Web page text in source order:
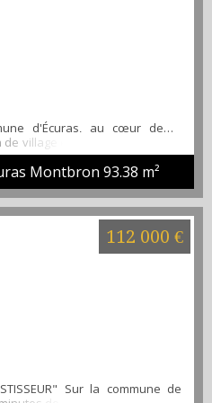
d'Écuras, au cœur de la
village en pierre offrant deux
spacieuses et salle de
vient compléter cet ensemble
un terrain de plus de 500 m².
Montbron 93.38 m²
Sur la commune de
112 000 €